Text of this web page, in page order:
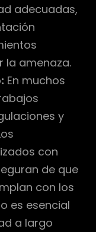
adecuadas,
la amenaza.
En muchos
y
con
de que
con los
es esencial
a largo